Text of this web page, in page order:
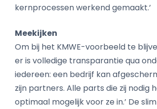
kernprocessen werkend gemaakt.’
Meekijken
Om bij het KMWE-voorbeeld te
er is volledige transparantie qua
iedereen: een bedrijf kan
zijn partners. Alle parts die zij nodig
optimaal mogelijk voor ze in.’ De